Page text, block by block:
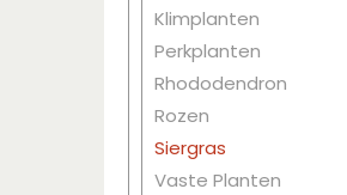
Klimplanten
Perkplanten
Rhododendron
Rozen
Siergras
Vaste Planten